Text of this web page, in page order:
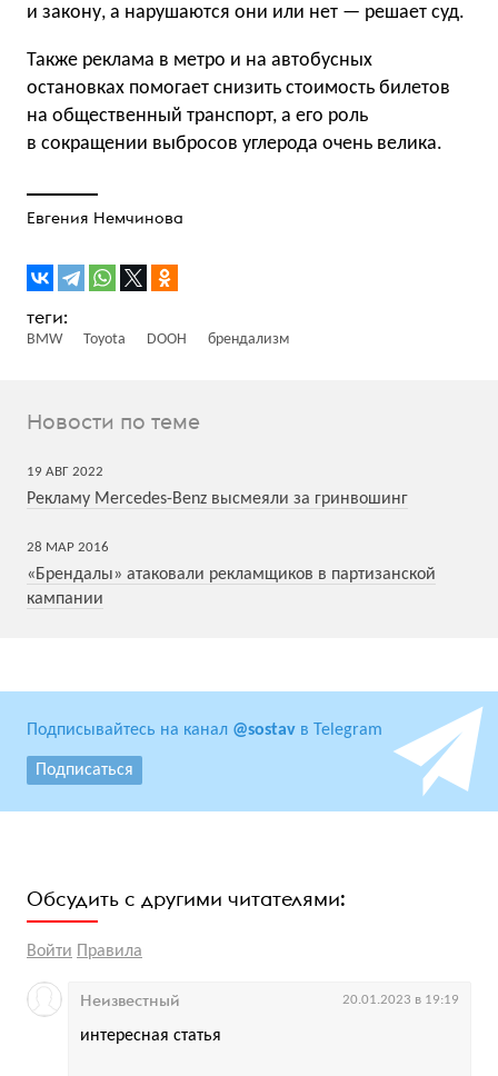
и закону, а нарушаются они или нет — решает суд.
Также реклама в метро и на автобусных
остановках помогает снизить стоимость билетов
на общественный транспорт, а его роль
в сокращении выбросов углерода очень велика.
Евгения Немчинова
BMW Toyota DOOH брендализм
Новости по теме
19 АВГ 2022
Рекламу Mercedes-Benz высмеяли за гринвошинг
28 МАР 2016
«Брендалы» атаковали рекламщиков в партизанской
кампании
Подписывайтесь на канал @sostav в Telegram
Подписаться
Обсудить с другими читателями:
Войти Правила
интересная статья
Неизвестный 20.01.2023 в 19:19